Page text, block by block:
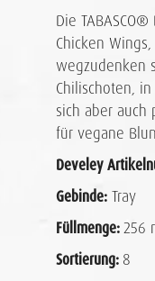
Die
Chicken
wegzudenken
Chilischoten,
sich aber auch
für vegane
Develey
Gebinde: Tray
Füllmenge:256
Sortierung: 8